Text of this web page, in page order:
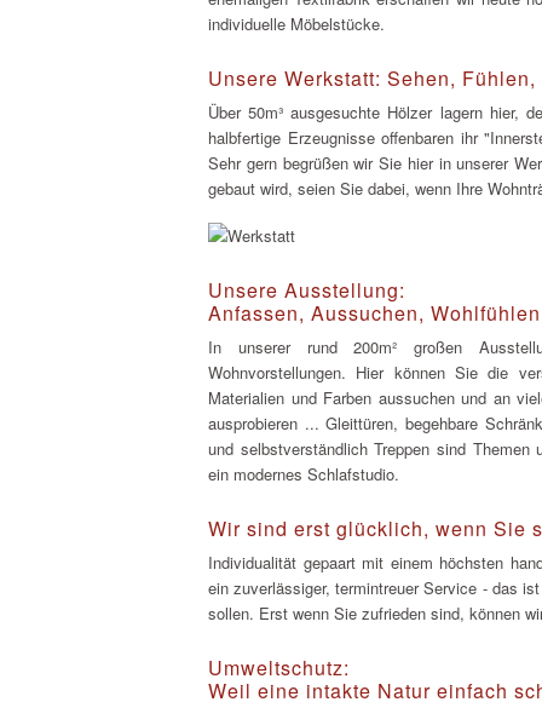
individuelle Möbelstücke.
Unsere Werkstatt: Sehen,
Über 50m³ ausgesuchte Hölzer lagern hier,
halbfertige Erzeugnisse offenbaren ihr
Sehr gern begrüßen wir Sie hier in unserer
gebaut wird, seien Sie dabei, wenn Ihre
Unsere Ausstellung:
Anfassen, Aussuchen, Wohlfühlen
In unserer rund 200m² großen
Wohnvorstellungen. Hier können Sie die
Materialien und Farben aussuchen und an
ausprobieren ... Gleittüren, begehbare
und selbstverständlich Treppen sind
ein modernes Schlafstudio.
Wir sind erst glücklich, wenn Sie
Individualität gepaart mit einem höchsten
ein zuverlässiger, termintreuer Service - das
sollen. Erst wenn Sie zufrieden sind, können
Umweltschutz:
Weil eine intakte Natur einfach